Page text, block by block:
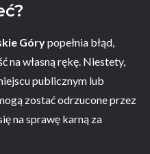
Górypopełnia błąd,
na własną rękę. Niestety,
publicznym lub
zostać odrzucone przez
na sprawę karną za